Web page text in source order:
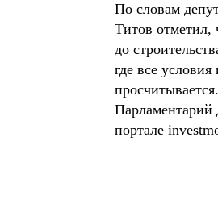
По словам
Титов отметил,
до
где все
Парламентарий
портале